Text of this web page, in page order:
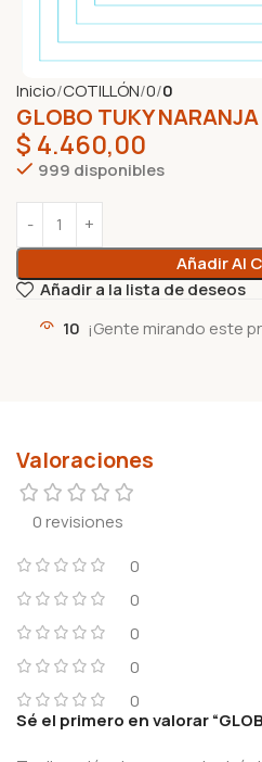
Inicio COTILLÓN 0 0
GLOBO TUKY
$ 4.460,00
999 disponibles
Añadir Al
Añadir a la lista de deseos
10 ¡Gente mirando este
Valoraciones
0 revisiones
0
0
0
0
0
Sé el primero en valorar